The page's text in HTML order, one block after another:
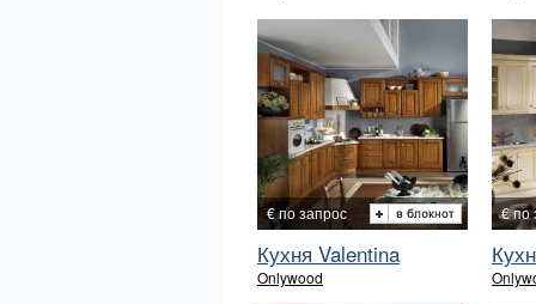
€ по запрос
Кухня Valentina
Onlywood
€ по